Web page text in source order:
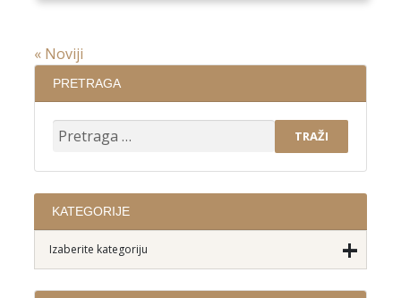
« Noviji
PRETRAGA
KATEGORIJE
Izaberite kategoriju +